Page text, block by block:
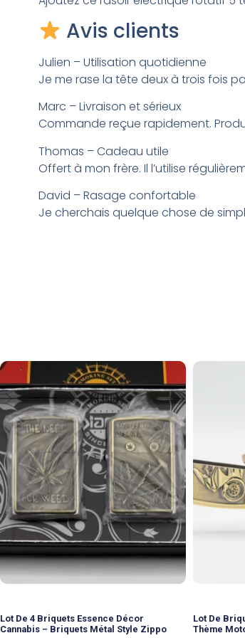
Avis clients
Julien – Utilisation quotidienne
Je me rase la tête deux à trois fois
Marc – Livraison et sérieux
Commande reçue rapidement.
Thomas – Cadeau utile
Offert à mon frère. Il l’utilise
David – Rasage confortable
Je cherchais quelque chose de
Lot De 4 Briquets Essence Décor
Cannabis – Briquets Métal Style Zippo
Lot De
Thème